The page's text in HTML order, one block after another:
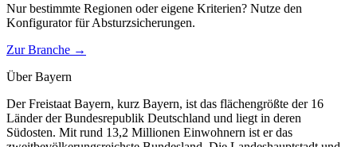
Nur bestimmte Regionen oder eigene Kriterien? Nutze den
Konfigurator fürAbsturzsicherungen.
Zur Branche →
ÜberBayern
Der Freistaat Bayern, kurz Bayern, ist das flächengrößte der 16
Länder der Bundesrepublik Deutschland und liegt in deren
Südosten. Mit rund 13,2 Millionen Einwohnern ist er das